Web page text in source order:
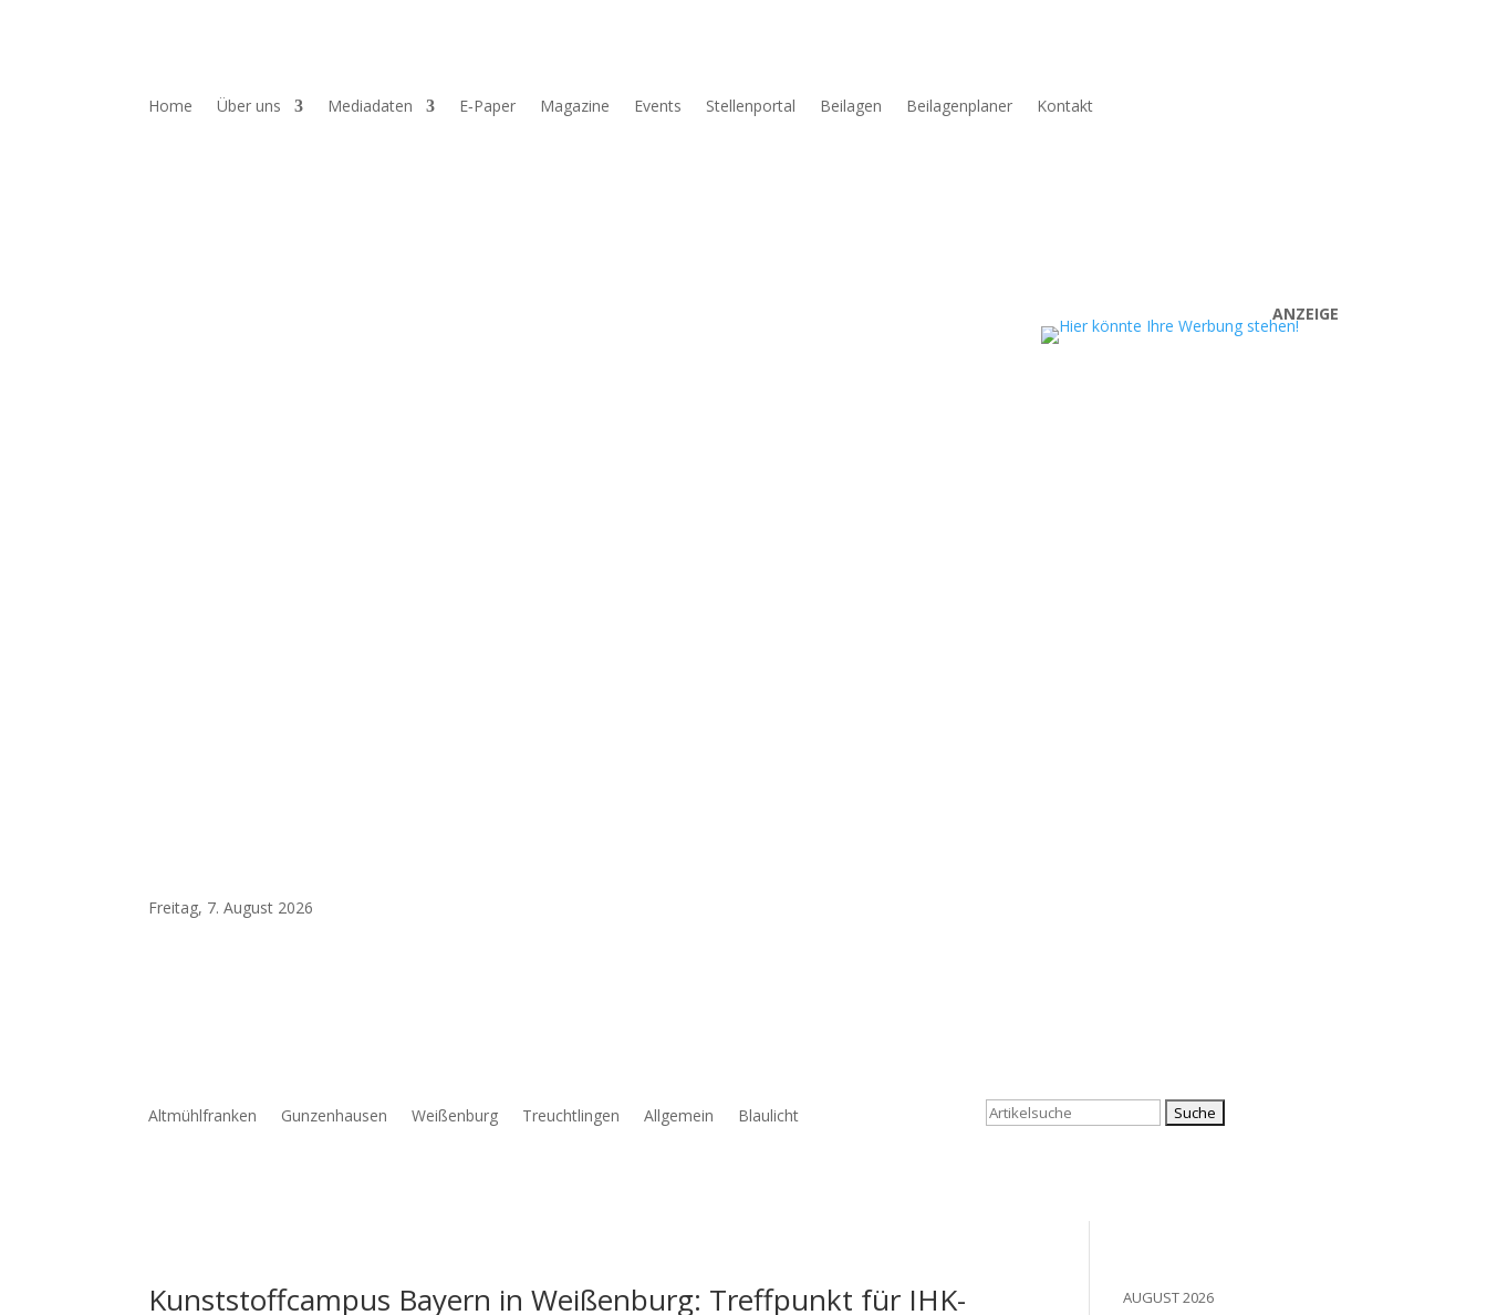
Home Über uns Mediadaten E‑Paper Magazine Events Stellenportal Beilagen Beilagenplaner Kontakt
Freitag, 7. August 2026
ANZEIGE
Altmühlfranken Gunzenhausen Weißenburg Treuchtlingen Allgemein Blaulicht
Suchen
Kunststoffcampus Bayern in Weißenburg: Treffpunkt für IHK-
AUGUST 2026